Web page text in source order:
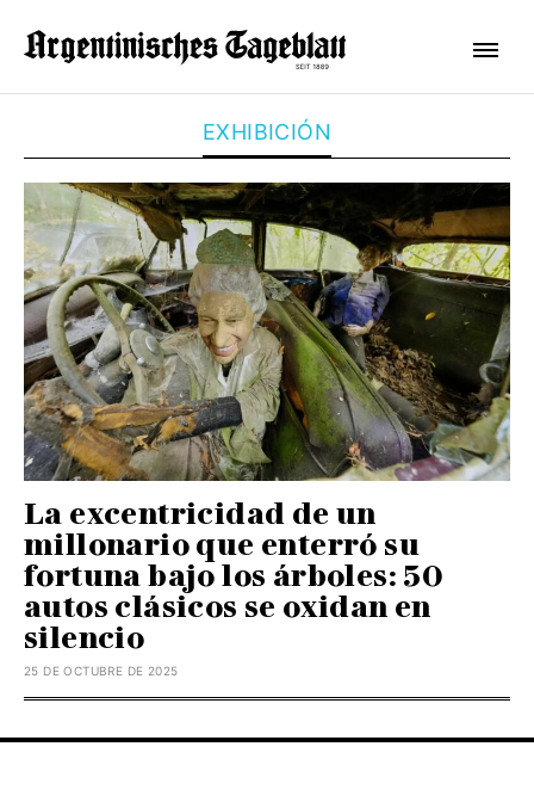
EXHIBICIÓN
La excentricidad de un
millonario que enterró su
fortuna bajo los árboles: 50
autos clásicos se oxidan en
silencio
25 DE OCTUBRE DE 2025